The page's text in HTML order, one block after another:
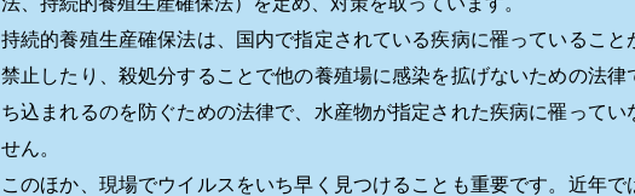
持続的養殖生産確保法は、国内で指定されている疾病に罹っているこ
禁止したり、殺処分することで他の養殖場に感染を拡げないための法
ち込まれるのを防ぐための法律で、水産物が指定された疾病に罹って
せん。
このほか、現場でウイルスをいち早く見つけることも重要です。近年